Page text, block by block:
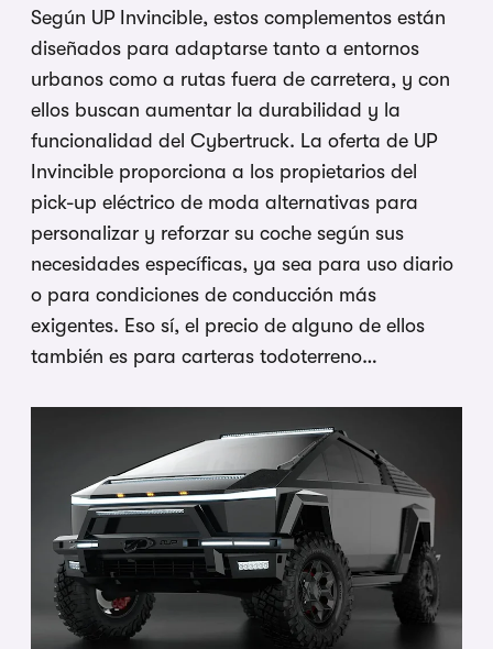
Según UP Invincible, estos complementos están
diseñados para adaptarse tanto a entornos
urbanos como a rutas fuera de carretera, y con
ellos buscan aumentar la durabilidad y la
funcionalidad del Cybertruck. La oferta de UP
Invincible proporciona a los propietarios del
pick-up eléctrico de moda alternativas para
personalizar y reforzar su coche según sus
necesidades específicas, ya sea para uso diario
o para condiciones de conducción más
exigentes. Eso sí, el precio de alguno de ellos
también es para carteras todoterreno…